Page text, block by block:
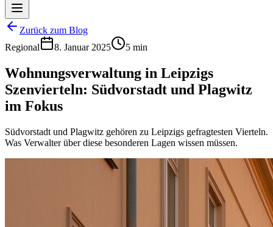
Zurück zum Blog
Regional
8. Januar 2025 5 min
Wohnungsverwaltung in Leipzigs
Szenvierteln: Südvorstadt und Plagwitz
im Fokus
Südvorstadt und Plagwitz gehören zu Leipzigs gefragtesten Vierteln.
Was Verwalter über diese besonderen Lagen wissen müssen.